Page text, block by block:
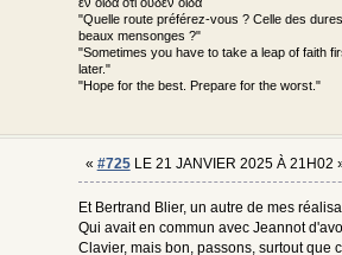
"Quelle route préférez-vous ? Celle des
beaux mensonges ?"
"Sometimes you have to take a leap of faith
later."
"Hope for the best. Prepare for the worst."
« #725LE 21 JANVIER 2025 À 21H02
Et Bertrand Blier, un autre de mes
Qui avait en commun avec Jeannot
Clavier, mais bon, passons, surtout que